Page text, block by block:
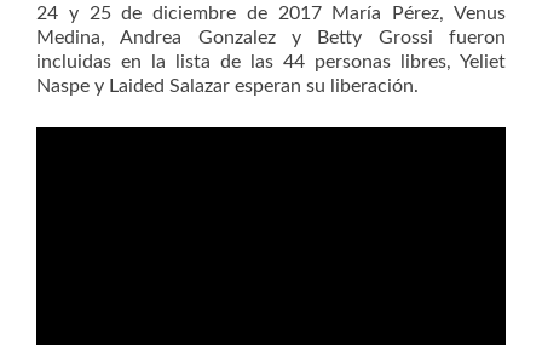
24 y 25 de diciembre de 2017 María Pérez, Venus
Medina, Andrea Gonzalez y Betty Grossi fueron
incluidas en la lista de las 44 personas libres, Yeliet
Naspe y Laided Salazar esperan su liberación.